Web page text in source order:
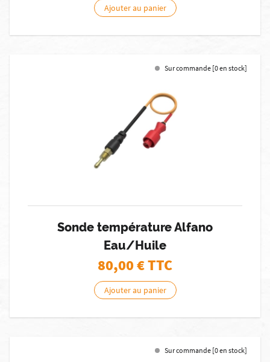
Ajouter au panier
Sur commande [0 en stock]
Sonde température Alfano
Eau/Huile
80,00€ TTC
Ajouter au panier
Sur commande [0 en stock]